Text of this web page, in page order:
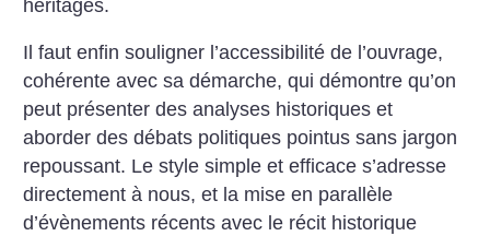
héritages.
Il faut enfin souligner l’accessibilité de l’ouvrage,
cohérente avec sa démarche, qui démontre qu’on
peut présenter des analyses historiques et
aborder des débats politiques pointus sans jargon
repoussant. Le style simple et efficace s’adresse
directement à nous, et la mise en parallèle
d’évènements récents avec le récit historique